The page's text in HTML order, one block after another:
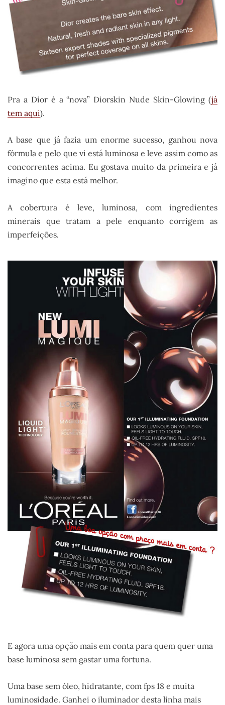
Pra a Dior é a “nova” Diorskin Nude Skin-Glowing (já
tem aqui).
A base que já fazia um enorme sucesso, ganhou nova
fórmula e pelo que vi está luminosa e leve assim como as
concorrentes acima. Eu gostava muito da primeira e já
imagino que esta está melhor.
A cobertura é leve, luminosa, com ingredientes
minerais que tratam a pele enquanto corrigem as
imperfeições.
E agora uma opção mais em conta para quem quer uma
base luminosa sem gastar uma fortuna.
Uma base sem óleo, hidratante, com fps 18 e muita
luminosidade. Ganhei o iluminador desta linha mais